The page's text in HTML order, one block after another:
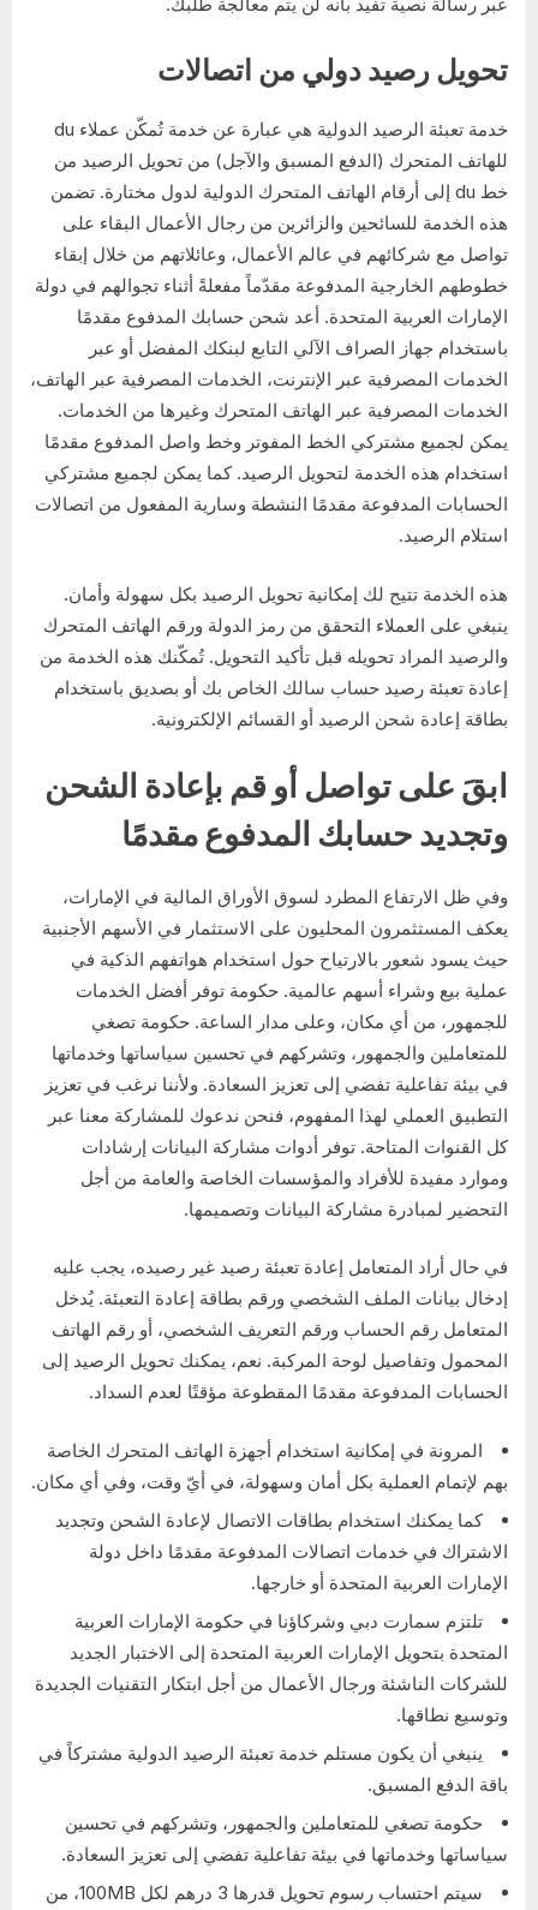
تحويل رصيد دولي من اتصالات
خدمة تعبئة الرصيد الدولية هي عبارة عن خدمة تُمكّن عملاء du
للهاتف المتحرك (الدفع المسبق والآجل) من تحويل الرصيد من
خط du إلى أرقام الهاتف المتحرك الدولية لدول مختارة. تضمن
هذه الخدمة للسائحين والزائرين من رجال الأعمال البقاء على
تواصل مع شركائهم في عالم الأعمال، وعائلاتهم من خلال إبقاء
خطوطهم الخارجية المدفوعة مقدّماً مفعلةً أثناء تجوالهم في دولة
الإمارات العربية المتحدة. أعد شحن حسابك المدفوع مقدمًا
باستخدام جهاز الصراف الآلي التابع لبنكك المفضل أو عبر
الخدمات المصرفية عبر الإنترنت، الخدمات المصرفية عبر الهاتف،
الخدمات المصرفية عبر الهاتف المتحرك وغيرها من الخدمات.
يمكن لجميع مشتركي الخط المفوتر وخط واصل المدفوع مقدمًا
استخدام هذه الخدمة لتحويل الرصيد. كما يمكن لجميع مشتركي
الحسابات المدفوعة مقدمًا النشطة وسارية المفعول من اتصالات
استلام الرصيد.
هذه الخدمة تتيح لك إمكانية تحويل الرصيد بكل سهولة وأمان.
ينبغي على العملاء التحقق من رمز الدولة ورقم الهاتف المتحرك
والرصيد المراد تحويله قبل تأكيد التحويل. تُمكّنك هذه الخدمة من
إعادة تعبئة رصيد حساب سالك الخاص بك أو بصديق باستخدام
بطاقة إعادة شحن الرصيد أو القسائم الإلكترونية.
ابقَ على تواصل أو قم بإعادة الشحن
وتجديد حسابك المدفوع مقدمًا
وفي ظل الارتفاع المطرد لسوق الأوراق المالية في الإمارات،
يعكف المستثمرون المحليون على الاستثمار في الأسهم الأجنبية
حيث يسود شعور بالارتياح حول استخدام هواتفهم الذكية في
عملية بيع وشراء أسهم عالمية. حكومة توفر أفضل الخدمات
للجمهور، من أي مكان، وعلى مدار الساعة. حكومة تصغي
للمتعاملين والجمهور، وتشركهم في تحسين سياساتها وخدماتها
في بيئة تفاعلية تفضي إلى تعزيز السعادة. ولأننا نرغب في تعزيز
التطبيق العملي لهذا المفهوم، فنحن ندعوك للمشاركة معنا عبر
كل القنوات المتاحة. توفر أدوات مشاركة البيانات إرشادات
وموارد مفيدة للأفراد والمؤسسات الخاصة والعامة من أجل
التحضير لمبادرة مشاركة البيانات وتصميمها.
في حال أراد المتعامل إعادة تعبئة رصيد غير رصيده، يجب عليه
إدخال بيانات الملف الشخصي ورقم بطاقة إعادة التعبئة. يُدخل
المتعامل رقم الحساب ورقم التعريف الشخصي، أو رقم الهاتف
المحمول وتفاصيل لوحة المركبة. نعم، يمكنك تحويل الرصيد إلى
الحسابات المدفوعة مقدمًا المقطوعة مؤقتًا لعدم السداد.
المرونة في إمكانية استخدام أجهزة الهاتف المتحرك الخاصة
بهم لإتمام العملية بكل أمان وسهولة، في أيّ وقت، وفي أي مكان.
كما يمكنك استخدام بطاقات الاتصال لإعادة الشحن وتجديد
الاشتراك في خدمات اتصالات المدفوعة مقدمًا داخل دولة
الإمارات العربية المتحدة أو خارجها.
تلتزم سمارت دبي وشركاؤنا في حكومة الإمارات العربية
المتحدة بتحويل الإمارات العربية المتحدة إلى الاختبار الجديد
للشركات الناشئة ورجال الأعمال من أجل ابتكار التقنيات الجديدة
وتوسيع نطاقها.
ينبغي أن يكون مستلم خدمة تعبئة الرصيد الدولية مشتركاً في
باقة الدفع المسبق.
حكومة تصغي للمتعاملين والجمهور، وتشركهم في تحسين
سياساتها وخدماتها في بيئة تفاعلية تفضي إلى تعزيز السعادة.
سيتم احتساب رسوم تحويل قدرها 3 درهم لكل 100MB، من